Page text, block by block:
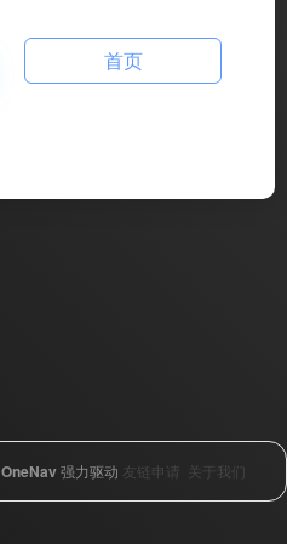
首页
OneNav强力驱动 友链申请 关于我们